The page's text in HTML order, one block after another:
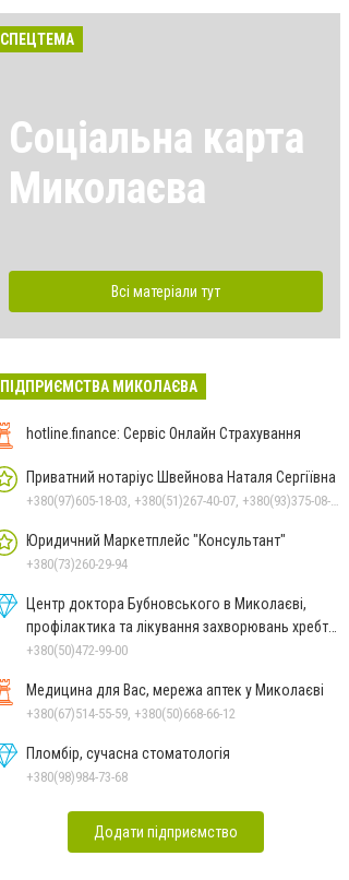
СПЕЦТЕМА
Соціальна карта
Миколаєва
Всі матеріали тут
ПІДПРИЄМСТВА МИКОЛАЄВА
hotline.finance: Сервіс Онлайн Страхування
Приватний нотаріус Швейнова Наталя Сергіївна
Юридичний Маркетплейс "Консультант"
+380(73)260-29-94
Центр доктора Бубновського в Миколаєві,
профілактика та лікування захворювань хребта
і суглобів
+380(50)472-99-00
Медицина для Вас, мережа аптек у Миколаєві
+380(67)514-55-59, +380(50)668-66-12
Пломбір, сучасна стоматологія
+380(98)984-73-68
Додати підприємство